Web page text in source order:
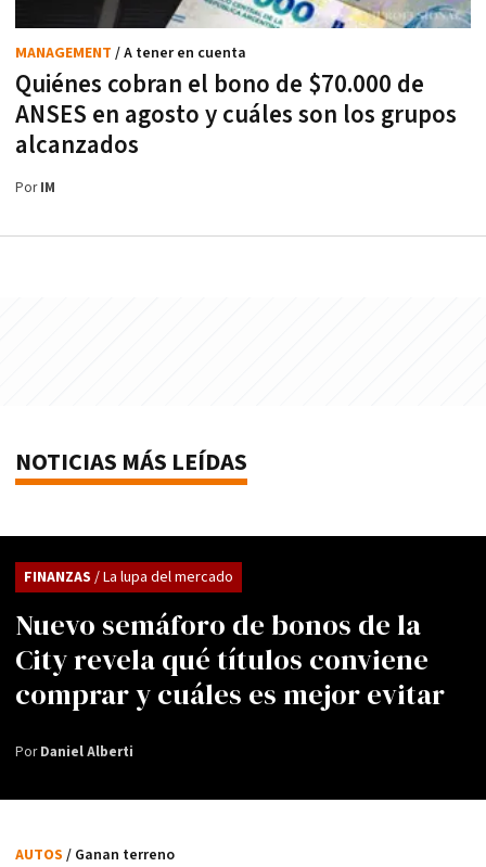
Quiénes cobran el bono de $70.000 de
ANSES en agosto y cuáles son los grupos
alcanzados
MANAGEMENT / A tener en cuenta
PorIM
NOTICIAS MÁS LEÍDAS
Nuevo semáforo de bonos de la
City revela qué títulos conviene
comprar y cuáles es mejor evitar
FINANZAS / La lupa del mercado
PorDaniel Alberti
AUTOS / Ganan terreno